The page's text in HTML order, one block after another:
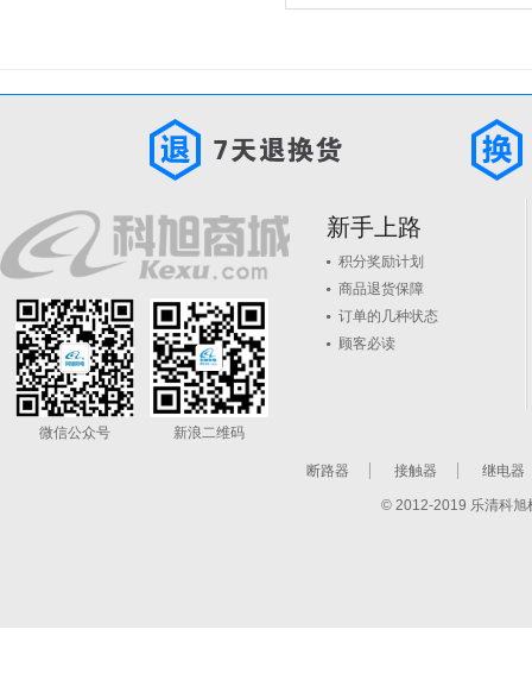
微信公众号 新浪二维码
新手上路
积分奖励计划
商品退货保障
订单的几种状态
顾客必读
断路器 接触器 继电器
© 2012-2019 乐清科旭